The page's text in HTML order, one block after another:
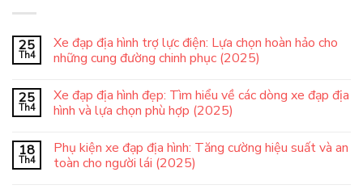
25
Th4
Xe đạp địa hình trợ lực điện: Lựa chọn hoàn hảo cho
những cung đường chinh phục (2025)
25
Th4
Xe đạp địa hình đẹp: Tìm hiểu về các dòng xe đạp địa
hình và lựa chọn phù hợp (2025)
18
Th4
Phụ kiện xe đạp địa hình: Tăng cường hiệu suất và an
toàn cho người lái (2025)